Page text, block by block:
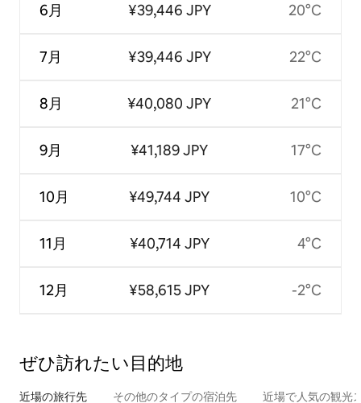
6月
7月
8月
9月
10月
11月
12月
¥39,446 JPY
¥39,446 JPY
¥40,080 JPY
¥41,189 JPY
¥49,744 JPY
¥40,714 JPY
¥58,615 JPY
20°C
22°C
21°C
17°C
10°C
4°C
-2°C
ぜひ訪⁠れ⁠た⁠い目⁠的⁠地
近場の旅行先 その他のタ⁠イ⁠プ⁠の宿⁠泊⁠先 近場で人気の観光